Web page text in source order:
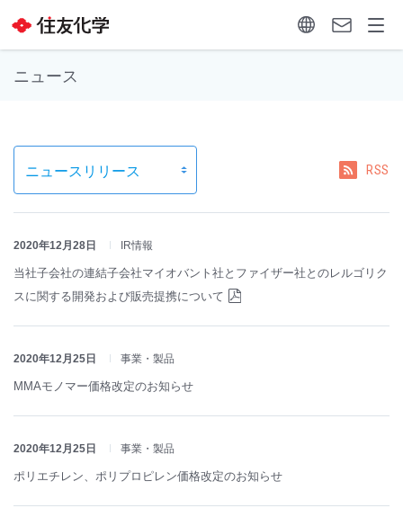
ニュース
RSS
2020年12月28日 IR情報
当社子会社の連結子会社マイオバント社とファイザー社とのレルゴリク
スに関する開発および販売提携について
2020年12月25日 事業・製品
MMAモノマー価格改定のお知らせ
2020年12月25日 事業・製品
ポリエチレン、ポリプロピレン価格改定のお知らせ